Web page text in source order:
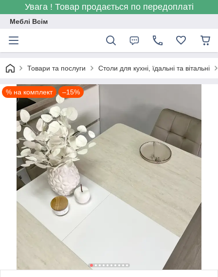
Увага ! Товар продається по передоплаті
Меблі Всім
Товари та послуги Столи для кухні, їдальні та вітальні
% на комплект –15%